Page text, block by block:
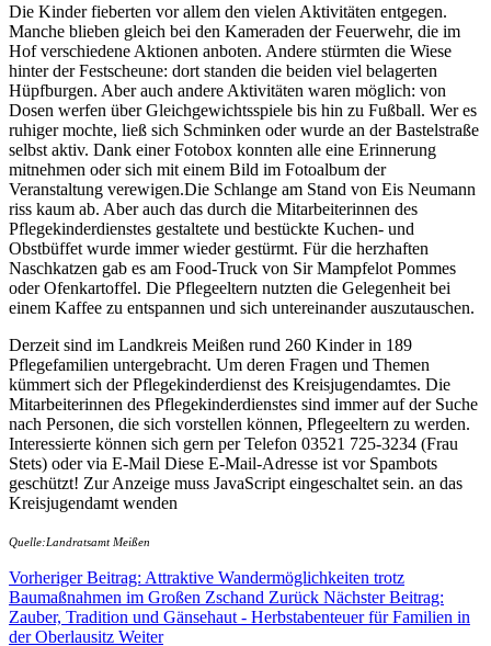
Die Kinder fieberten vor allem den vielen Aktivitäten entgegen.
Manche blieben gleich bei den Kameraden der Feuerwehr, die im
Hof verschiedene Aktionen anboten. Andere stürmten die Wiese
hinter der Festscheune: dort standen die beiden viel belagerten
Hüpfburgen. Aber auch andere Aktivitäten waren möglich: von
Dosen werfen über Gleichgewichtsspiele bis hin zu Fußball. Wer es
ruhiger mochte, ließ sich Schminken oder wurde an der Bastelstraße
selbst aktiv. Dank einer Fotobox konnten alle eine Erinnerung
mitnehmen oder sich mit einem Bild im Fotoalbum der
Veranstaltung verewigen.Die Schlange am Stand von Eis Neumann
riss kaum ab. Aber auch das durch die Mitarbeiterinnen des
Pflegekinderdienstes gestaltete und bestückte Kuchen- und
Obstbüffet wurde immer wieder gestürmt. Für die herzhaften
Naschkatzen gab es am Food-Truck von Sir Mampfelot Pommes
oder Ofenkartoffel. Die Pflegeeltern nutzten die Gelegenheit bei
einem Kaffee zu entspannen und sich untereinander auszutauschen.
Derzeit sind im Landkreis Meißen rund 260 Kinder in 189
Pflegefamilien untergebracht. Um deren Fragen und Themen
kümmert sich der Pflegekinderdienst des Kreisjugendamtes. Die
Mitarbeiterinnen des Pflegekinderdienstes sind immer auf der Suche
nach Personen, die sich vorstellen können, Pflegeeltern zu werden.
Interessierte können sich gern per Telefon 03521 725-3234 (Frau
Stets) oder via E-Mail Diese E-Mail-Adresse ist vor Spambots
geschützt! Zur Anzeige muss JavaScript eingeschaltet sein. an das
Kreisjugendamt wenden
Quelle:Landratsamt Meißen
Vorheriger Beitrag: Attraktive Wandermöglichkeiten trotz
Baumaßnahmen im Großen Zschand Zurück Nächster Beitrag:
Zauber, Tradition und Gänsehaut - Herbstabenteuer für Familien in
der Oberlausitz Weiter